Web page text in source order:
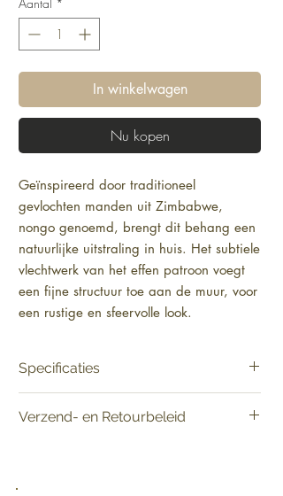
In winkelwagen
Nu kopen
Geïnspireerd door traditioneel
gevlochten manden uit Zimbabwe,
nongo genoemd, brengt dit behang een
natuurlijke uitstraling in huis. Het subtiele
vlechtwerk van het effen patroon voegt
een fijne structuur toe aan de muur, voor
een rustige en sfeervolle look.
Specificaties
Materiaal: Vinylbehang
Verzend- en Retourbeleid